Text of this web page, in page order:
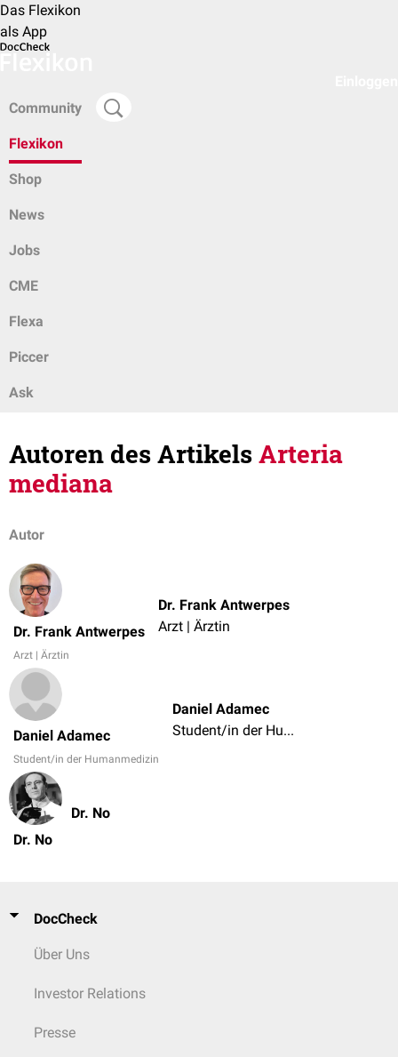
Das Flexikon
als App
Community
Flexikon
Shop
News
Jobs
CME
Flexa
Piccer
Ask
Autoren des ArtikelsArteria
mediana
Autor
Dr. Frank Antwerpes
Arzt | Ärztin
Dr. Frank Antwerpes
Arzt | Ärztin
Daniel Adamec
Student/in der Humanmedizin
Daniel Adamec
Student/in der Humanmedizin
Dr. No
Dr. No
DocCheck
Über Uns
Investor Relations
Presse